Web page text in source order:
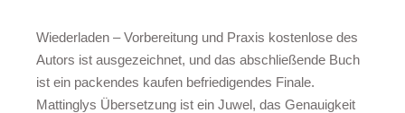
Wiederladen – Vorbereitung und Praxis kostenlose des
Autors ist ausgezeichnet, und das abschließende Buch
ist ein packendes kaufen befriedigendes Finale.
Mattinglys Übersetzung ist ein Juwel, das Genauigkeit